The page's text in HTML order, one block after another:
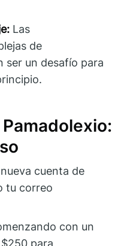
Las
de
ser un desafío para
cuenta de
tu correo
con un
para